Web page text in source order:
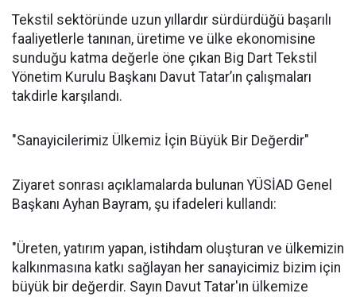
Tekstil sektöründe uzun yıllardır sürdürdüğü başarılı
faaliyetlerle tanınan, üretime ve ülke ekonomisine
sunduğu katma değerle öne çıkan Big Dart Tekstil
Yönetim Kurulu Başkanı Davut Tatar’ın çalışmaları
takdirle karşılandı.
"Sanayicilerimiz Ülkemiz İçin Büyük Bir Değerdir"
Ziyaret sonrası açıklamalarda bulunan YÜSİAD Genel
Başkanı Ayhan Bayram, şu ifadeleri kullandı:
"Üreten, yatırım yapan, istihdam oluşturan ve ülkemizin
kalkınmasına katkı sağlayan her sanayicimiz bizim için
büyük bir değerdir. Sayın Davut Tatar'ın ülkemize